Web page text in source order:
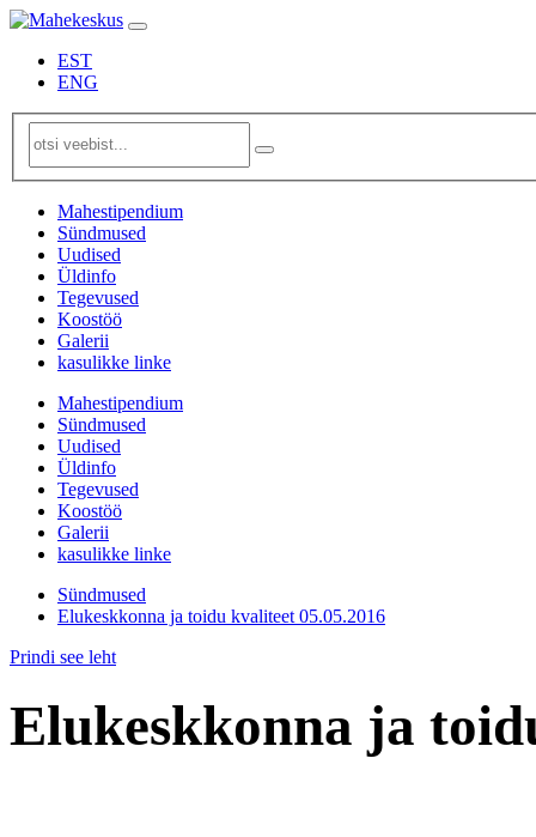
EST
ENG
Mahestipendium
Sündmused
Uudised
Üldinfo
Tegevused
Koostöö
Galerii
kasulikke linke
Mahestipendium
Sündmused
Uudised
Üldinfo
Tegevused
Koostöö
Galerii
kasulikke linke
Sündmused
Elukeskkonna ja toidu kvaliteet 05.05.2016
Prindi see leht
Elukeskkonna ja